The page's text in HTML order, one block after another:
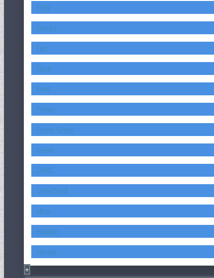
FAW
Ferrari
Fiat
Fiath
Ford
Foton
Fuyao Glass
Geely
GMC
GreatWall
Hino
Holden
Honda
+